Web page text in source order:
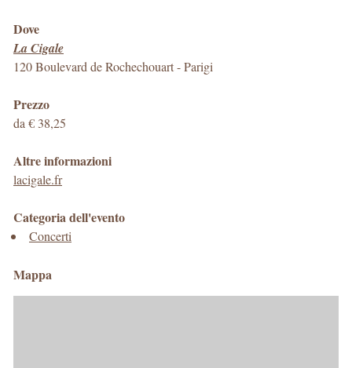
Dove
La Cigale
120 Boulevard de Rochechouart-Parigi
Prezzo
da € 38,25
Altre informazioni
lacigale.fr
Categoria dell'evento
Concerti
Mappa